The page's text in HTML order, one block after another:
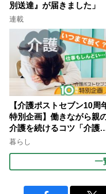
別送達』が届きました」
連載
【介護ポストセブン10周
特別企画】働きながら親
介護を続けるコツ「介護
10年以上続くことも…3つ
みよう」【社会福祉士解
説】
暮らし
一